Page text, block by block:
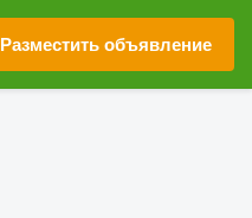
Разместить объявление